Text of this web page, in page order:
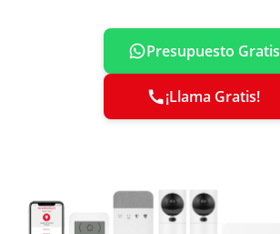
Presupuesto Gratis
¡Llama Gratis!